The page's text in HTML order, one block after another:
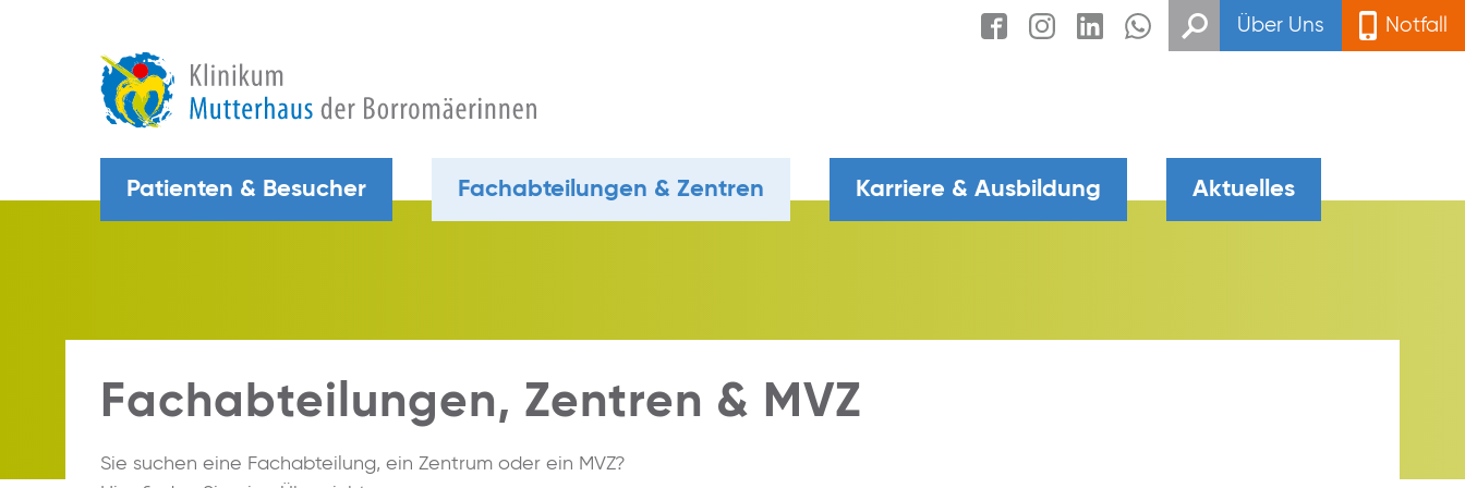
Über Uns Notfall
Patienten & Besucher Fachabteilungen & Zentren Karriere & Ausbildung Aktuelles
Fachabteilungen, Zentren & MVZ
Sie suchen eine Fachabteilung, ein Zentrum oder ein MVZ?